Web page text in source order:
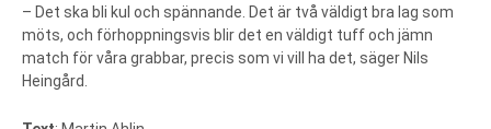
– Det ska bli kul och spännande. Det är två väldigt bra lag som
möts, och förhoppningsvis blir det en väldigt tuff och jämn
match för våra grabbar, precis som vi vill ha det, säger Nils
Heingård.